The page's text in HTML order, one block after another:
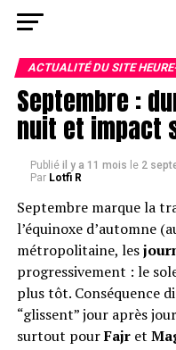
ACTUALITÉ DU SITE
Septembre :
nuit et impact
Publié il y a 11 mois le 2
Par Lotfi R
Septembre marque la
l’équinoxe d’automne
métropolitaine, les
progressivement : le
plus tôt. Conséquence
“glissent” jour après
surtout pourFajret